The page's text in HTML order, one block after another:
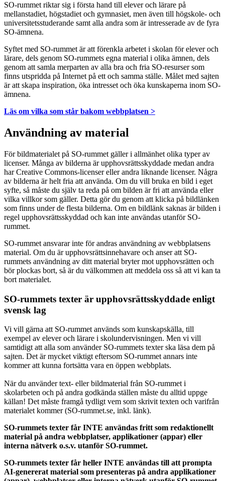
SO-rummet riktar sig i första hand till elever och lärare på
mellanstadiet, högstadiet och gymnasiet, men även till högskole- och
universitetsstuderande samt alla andra som är intresserade av de fyra
SO-ämnena.
Syftet med SO-rummet är att förenkla arbetet i skolan för elever och
lärare, dels genom SO-rummets egna material i olika ämnen, dels
genom att samla merparten av alla bra och fria SO-resurser som
finns utspridda på Internet på ett och samma ställe. Målet med sajten
är att skapa inspiration, öka intresset och öka kunskaperna inom SO-
ämnena.
Läs om vilka som står bakom webbplatsen >
Användning av material
För bildmaterialet på SO-rummet gäller i allmänhet olika typer av
licenser. Många av bilderna är upphovsrättsskyddade medan andra
har Creative Commons-licenser eller andra liknande licenser. Några
av bilderna är helt fria att använda. Om du vill bruka en bild i eget
syfte, så måste du själv ta reda på om bilden är fri att använda eller
vilka villkor som gäller. Detta gör du genom att klicka på bildlänken
som finns under de flesta bilderna. Om en bildlänk saknas är bilden i
regel upphovsrättsskyddad och kan inte användas utanför SO-
rummet.
SO-rummet ansvarar inte för andras användning av webbplatsens
material. Om du är upphovsrättsinnehavare och anser att SO-
rummets användning av ditt material bryter mot upphovsrätten och
bör plockas bort, så är du välkommen att meddela oss så att vi kan ta
bort materialet.
SO-rummets texter är upphovsrättsskyddade enligt
svensk lag
Vi vill gärna att SO-rummet används som kunskapskälla, till
exempel av elever och lärare i skolundervisningen. Men vi vill
samtidigt att alla som använder SO-rummets texter ska läsa dem på
sajten. Det är mycket viktigt eftersom SO-rummet annars inte
kommer att kunna fortsätta vara en öppen webbplats.
När du använder text- eller bildmaterial från SO-rummet i
skolarbeten och på andra godkända ställen måste du alltid uppge
källan! Det måste framgå tydligt vem som skrivit texten och varifrån
materialet kommer (SO-rummet.se, inkl. länk).
SO-rummets texter får INTE användas fritt som redaktionellt
material på andra webbplatser, applikationer (appar) eller
interna nätverk o.s.v. utanför SO-rummet.
SO-rummets texter får heller INTE användas till att prompta
AI-genererat material som presenteras på andra applikationer